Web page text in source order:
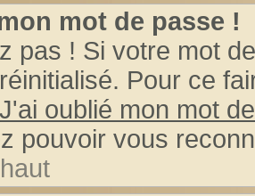
mot de passe !
pas ! Si votre mot
Pour ce
J'ai oublié mon mot
pouvoir vous